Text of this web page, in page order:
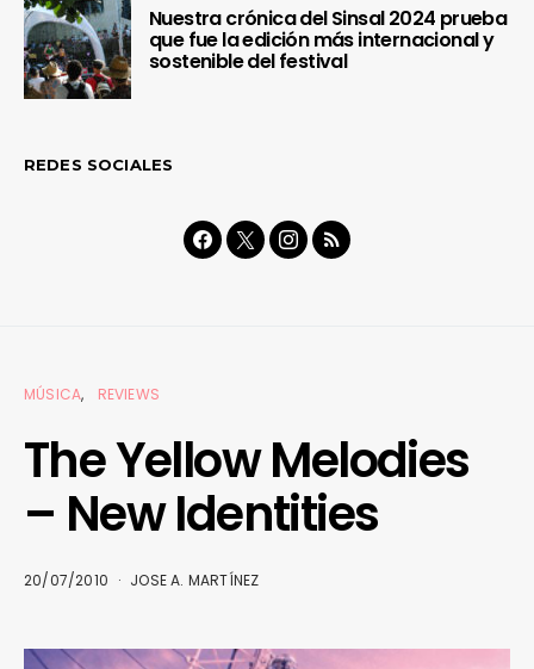
Nuestra crónica del Sinsal 2024 prueba
que fue la edición más internacional y
sostenible del festival
REDES SOCIALES
MÚSICA REVIEWS
The Yellow Melodies
– New Identities
20/07/2010 JOSE A. MARTÍNEZ